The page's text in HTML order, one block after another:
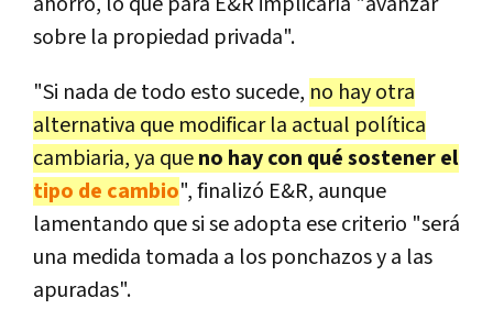
sobre la propiedad privada".
"Si nada de todo esto sucede, no hay otra
alternativa que modificar la actual política
cambiaria, ya queno hay con qué sostener el
tipo de cambio", finalizó E&R, aunque
lamentando que si se adopta ese criterio "será
una medida tomada a los ponchazos y a las
apuradas".